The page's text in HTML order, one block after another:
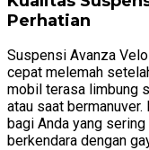
Perhatian
Suspensi Avanza
cepat melemah
mobil terasa limbung
atau saat
bagi Anda yang
berkendara dengan